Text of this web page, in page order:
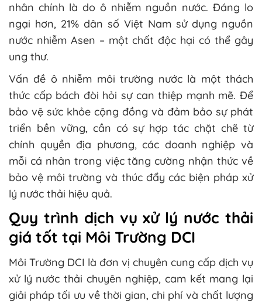
nhân chính là do ô nhiễm nguồn nước. Đáng lo
ngại hơn, 21% dân số Việt Nam sử dụng nguồn
nước nhiễm Asen – một chất độc hại có thể gây
ung thư.
Vấn đề ô nhiễm môi trường nước là một thách
thức cấp bách đòi hỏi sự can thiệp mạnh mẽ. Để
bảo vệ sức khỏe cộng đồng và đảm bảo sự phát
triển bền vững, cần có sự hợp tác chặt chẽ từ
chính quyền địa phương, các doanh nghiệp và
mỗi cá nhân trong việc tăng cường nhận thức về
bảo vệ môi trường và thúc đẩy các biện pháp xử
lý nước thải hiệu quả.
Quy trình dịch vụ xử lý nước thải
giá tốt tại Môi Trường DCI
Môi Trường DCI là đơn vị chuyên cung cấp dịch vụ
xử lý nước thải chuyên nghiệp, cam kết mang lại
giải pháp tối ưu về thời gian, chi phí và chất lượng